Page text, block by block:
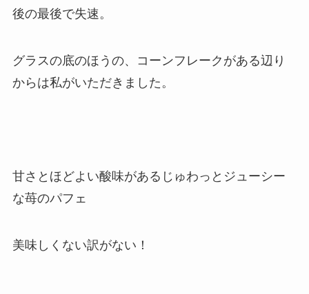
後の最後で失速。
グラスの底のほうの、コーンフレークがある辺り
からは私がいただきました。
甘さとほどよい酸味があるじゅわっとジューシー
な苺のパフェ
美味しくない訳がない！